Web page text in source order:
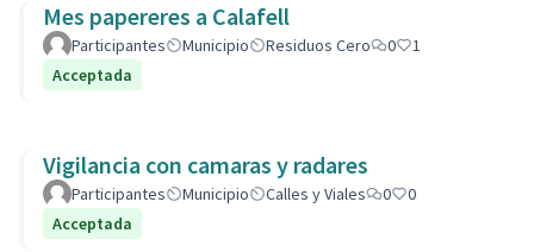
Mes papereres a Calafell
Participantes Municipio Residuos Cero 0
1
Acceptada
Vigilancia con camaras y radares
Participantes Municipio Calles y Viales 0
0
Acceptada